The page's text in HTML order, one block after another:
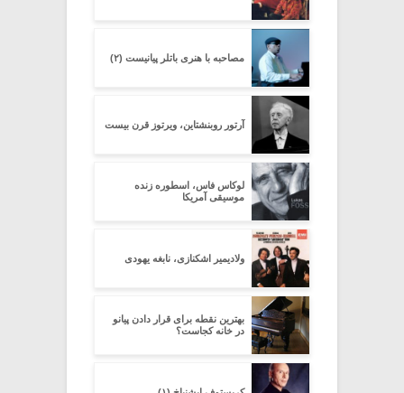
مصاحبه با هنری باتلر پیانیست (۲)
آرتور روبنشتاین، ویرتوز قرن بیست
لوکاس فاس، اسطوره زنده
موسیقی آمریکا
ولادیمیر اشکنازی، نابغه یهودی
بهترین نقطه برای قرار دادن پیانو
در خانه کجاست؟